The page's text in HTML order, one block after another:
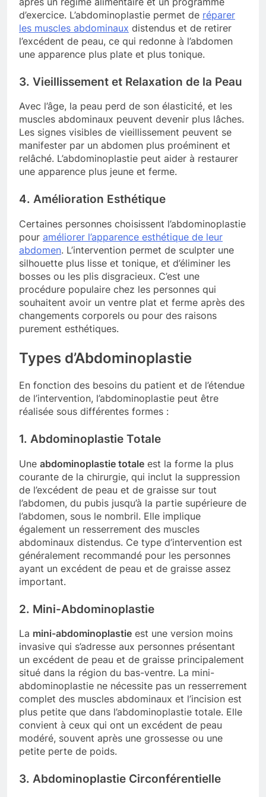
d’exercice. L’abdominoplastie permet de réparer
les muscles abdominaux distendus et de retirer
l’excédent de peau, ce qui redonne à l’abdomen
une apparence plus plate et plus tonique.
3. Vieillissement et Relaxation de la Peau
Avec l’âge, la peau perd de son élasticité, et les
muscles abdominaux peuvent devenir plus lâches.
Les signes visibles de vieillissement peuvent se
manifester par un abdomen plus proéminent et
relâché. L’abdominoplastie peut aider à restaurer
une apparence plus jeune et ferme.
4. Amélioration Esthétique
Certaines personnes choisissent l’abdominoplastie
pour améliorer l’apparence esthétique de leur
abdomen. L’intervention permet de sculpter une
silhouette plus lisse et tonique, et d’éliminer les
bosses ou les plis disgracieux. C’est une
procédure populaire chez les personnes qui
souhaitent avoir un ventre plat et ferme après des
changements corporels ou pour des raisons
purement esthétiques.
Types d’Abdominoplastie
En fonction des besoins du patient et de l’étendue
de l’intervention, l’abdominoplastie peut être
réalisée sous différentes formes :
1. Abdominoplastie Totale
Une abdominoplastie totale est la forme la plus
courante de la chirurgie, qui inclut la suppression
de l’excédent de peau et de graisse sur tout
l’abdomen, du pubis jusqu’à la partie supérieure de
l’abdomen, sous le nombril. Elle implique
également un resserrement des muscles
abdominaux distendus. Ce type d’intervention est
généralement recommandé pour les personnes
ayant un excédent de peau et de graisse assez
important.
2. Mini-Abdominoplastie
La mini-abdominoplastie est une version moins
invasive qui s’adresse aux personnes présentant
un excédent de peau et de graisse principalement
situé dans la région du bas-ventre. La mini-
abdominoplastie ne nécessite pas un resserrement
complet des muscles abdominaux et l’incision est
plus petite que dans l’abdominoplastie totale. Elle
convient à ceux qui ont un excédent de peau
modéré, souvent après une grossesse ou une
petite perte de poids.
3. Abdominoplastie Circonférentielle